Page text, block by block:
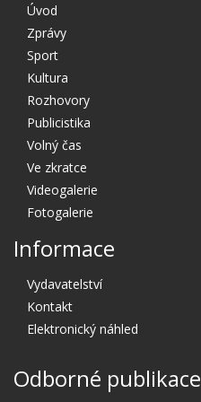
Úvod
Zprávy
Sport
Kultura
Rozhovory
Publicistika
Volný čas
Ve zkratce
Videogalerie
Fotogalerie
Informace
Vydavatelství
Kontakt
Elektronický náhled
Odborné publikace